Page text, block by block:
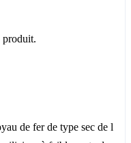
de fer de type sec de l